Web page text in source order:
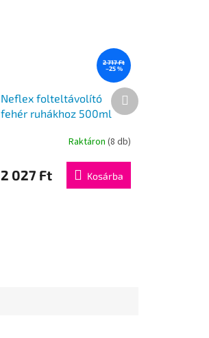
2 717 Ft
–25 %
Neflex folteltávolító
fehér ruhákhoz 500ml
Raktáron (8 db)
2 027 Ft Kosárba
Következő
termék